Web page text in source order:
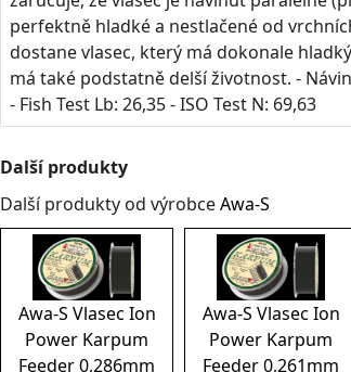
perfektně hladké a nestlačené od
dostane vlasec, který má dokonale
má také podstatně delší životnost. -
- Fish Test Lb: 26,35 - ISO Test N: 69,63
Další produkty
Další produkty od výrobceAwa-S
Awa-S Vlasec Ion
Power Karpum
Feeder 0,286mm
Awa-S Vlasec Ion
Power Karpum
Feeder 0,261mm